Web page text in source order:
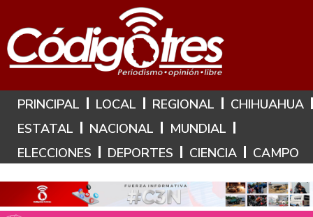
Hoy es: 6 de Agosto de 2026
PRINCIPAL LOCAL REGIONAL
CHIHUAHUA
ESTATAL
NACIONAL
MUNDIAL
ELECCIONES
DEPORTES CIENCIA CAMPO